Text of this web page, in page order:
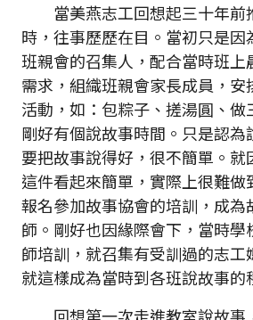
當美燕志工回想起三十年前
時，往事歷歷在目。當初只是
班親會的召集人，配合當時班上
需求，組織班親會家長成員，
活動，如：包粽子、搓湯圓、
剛好有個說故事時間。只是認為
要把故事說得好，很不簡單。
這件看起來簡單，實際上很難做
報名參加故事協會的培訓，成為
師。剛好也因緣際會下，當時
師培訓，就召集有受訓過的志工
就這樣成為當時到各班說故事的